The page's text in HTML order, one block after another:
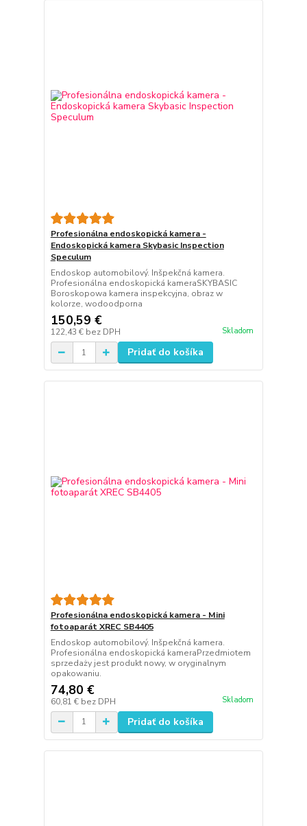
Profesionálna endoskopická kamera -
Endoskopická kamera Skybasic Inspection
Speculum
Endoskop automobilový. Inšpekčná kamera.
Profesionálna endoskopická kameraSKYBASIC
Boroskopowa kamera inspekcyjna, obraz w
kolorze, wodoodporna
150,59 €
122,43 € bez DPH Skladom
Pridať do košíka
Profesionálna endoskopická kamera - Mini
fotoaparát XREC SB4405
Endoskop automobilový. Inšpekčná kamera.
Profesionálna endoskopická kameraPrzedmiotem
sprzedaży jest produkt nowy, w oryginalnym
opakowaniu.
74,80 €
60,81 € bez DPH Skladom
Pridať do košíka